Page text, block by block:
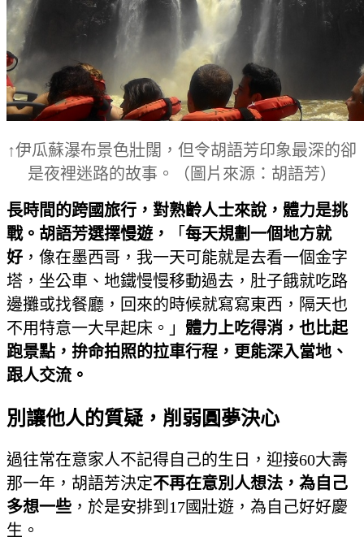
↑伊瓜蘇瀑布景色壯闊，但令胡語芳印象最深的卻
是夜裡迷路的故事。
（圖片來源：胡語芳）
長時間的跨國旅行，對熟齡人士來說，體力是挑
戰。胡語芳選擇慢遊，
「 每天規劃一個地方就
好 ，像在墨西哥，我一天可能就是去看一個金字
塔，坐公車、地鐵慢慢移動過去，肚子餓就吃路
邊攤或找餐廳，回來的時候就寫寫東西，隔天也
不用特意一大早起床。」 體力上吃得消，也比起
跑景點，拚命拍照的拉車行程，更能深入當地、
跟人交流。
別讓他人的質疑，削弱圓夢決心
過往常在意家人不記得自己的生日，迎接60大壽
那一年，胡語芳決定不再在意別人想法，為自己
多想一些 ，於是安排到17國壯遊，為自己好好慶
生。